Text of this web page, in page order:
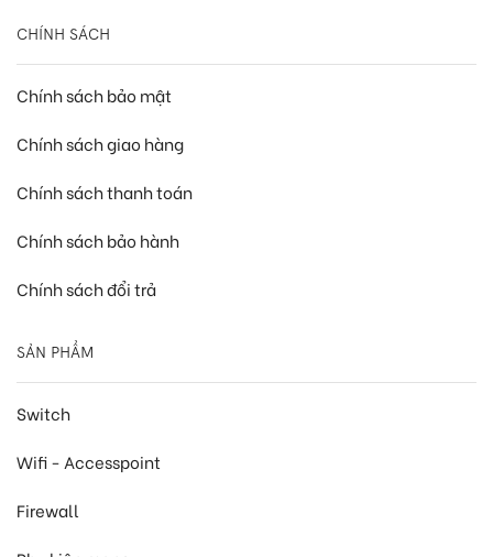
CHÍNH SÁCH
Chính sách bảo mật
Chính sách giao hàng
Chính sách thanh toán
Chính sách bảo hành
Chính sách đổi trả
SẢN PHẨM
Switch
Wifi - Accesspoint
Firewall